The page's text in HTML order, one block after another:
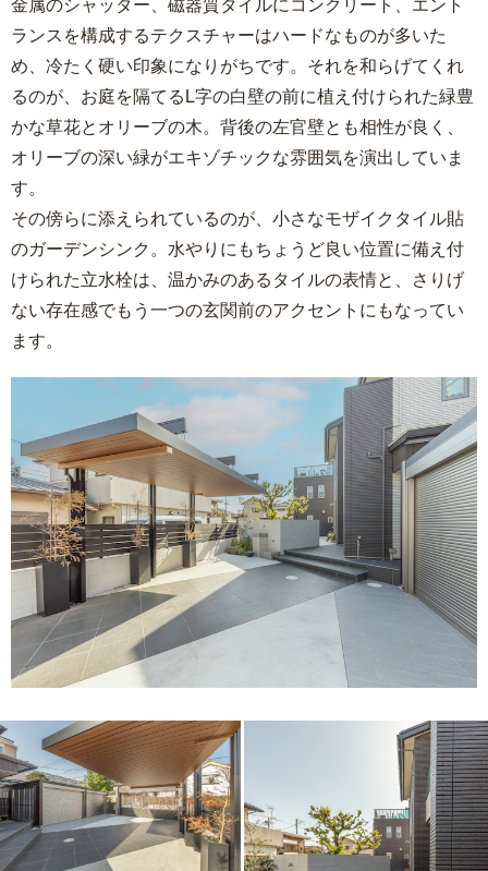
ランスを構成するテクスチャーはハードなものが多いた
め、冷たく硬い印象になりがちです。それを和らげてくれ
るのが、お庭を隔てるL字の白壁の前に植え付けられた緑豊
かな草花とオリーブの木。背後の左官壁とも相性が良く、
オリーブの深い緑がエキゾチックな雰囲気を演出していま
す。
その傍らに添えられているのが、小さなモザイクタイル貼
のガーデンシンク。水やりにもちょうど良い位置に備え付
けられた立水栓は、温かみのあるタイルの表情と、さりげ
ない存在感でもう一つの玄関前のアクセントにもなってい
ます。